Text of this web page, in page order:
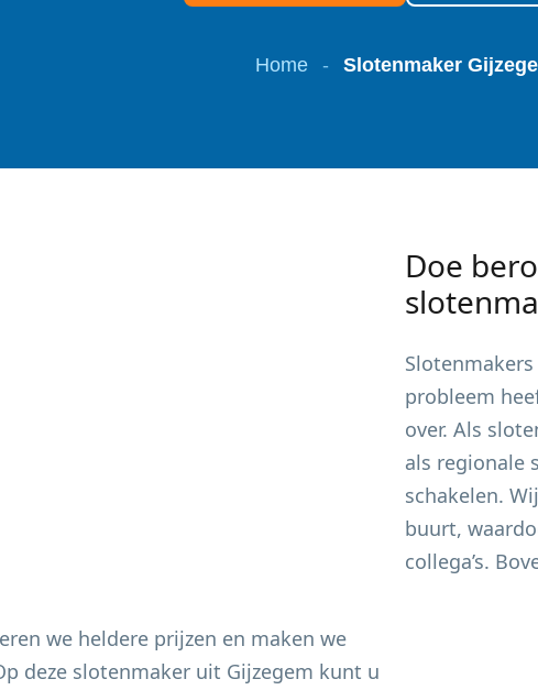
Home - Slotenmaker
Doe
probleem
over. Als
als regionale
schakelen.
buurt,
collega’s.
we heldere prijzen en maken we
deze slotenmaker uit Gijzegem kunt u